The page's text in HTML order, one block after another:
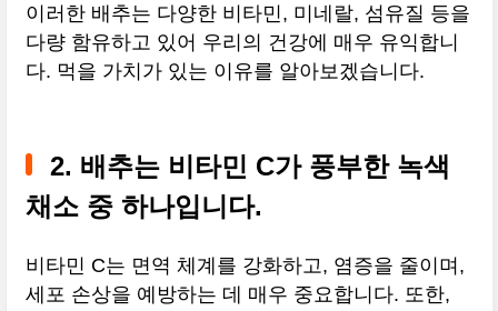
이러한 배추는 다양한 비타민, 미네랄, 섬유질 등을
다량 함유하고 있어 우리의 건강에 매우 유익합니
다. 먹을 가치가 있는 이유를 알아보겠습니다.
2. 배추는 비타민 C가 풍부한 녹색
채소 중 하나입니다.
비타민 C는 면역 체계를 강화하고, 염증을 줄이며,
세포 손상을 예방하는 데 매우 중요합니다. 또한,